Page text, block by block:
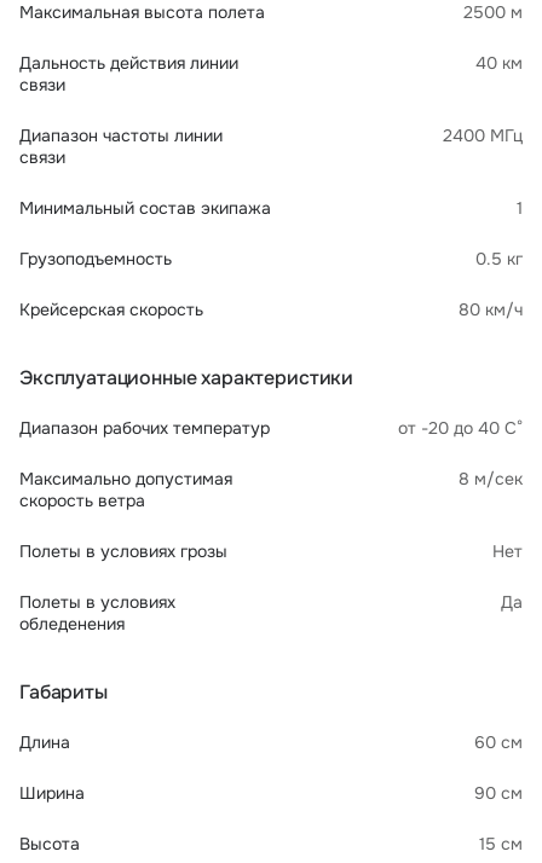
Максимальная высота полета 2500 м
Дальность действия линии
связи
40 км
Диапазон частоты линии
связи
2400 МГц
Минимальный состав экипажа 1
Грузоподъемность 0.5 кг
Крейсерская скорость 80 км/ч
Эксплуатационные характеристики
Диапазон рабочих температур от -20 до 40 С°
Максимально допустимая
скорость ветра
8 м/сек
Полеты в условиях грозы Нет
Полеты в условиях
обледенения
Да
Габариты
Длина 60 см
Ширина 90 см
Высота 15 см